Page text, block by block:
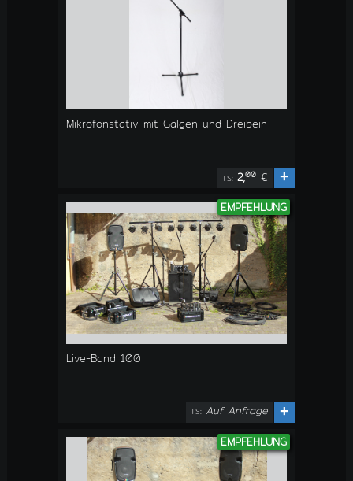
Mikrofonstativ mit Galgen und Dreibein
TS: 2,00 € +
EMPFEHLUNG
Live-Band 100
TS: Auf Anfrage +
EMPFEHLUNG